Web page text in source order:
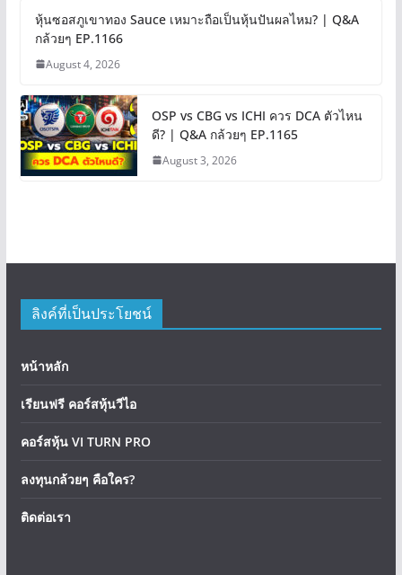
หุ้นซอสภูเขาทอง Sauce เหมาะถือเป็นหุ้นปันผลไหม? | Q&A
กล้วยๆ EP.1166
August 4, 2026
OSP vs CBG vs ICHI ควร DCA ตัวไหน
ดี? | Q&A กล้วยๆ EP.1165
August 3, 2026
ลิงค์ที่เป็นประโยชน์
หน้าหลัก
เรียนฟรี คอร์สหุ้นวีไอ
คอร์สหุ้น VI TURN PRO
ลงทุนกล้วยๆ คือใคร?
ติดต่อเรา